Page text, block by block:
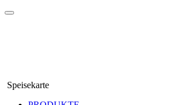
Speisekarte